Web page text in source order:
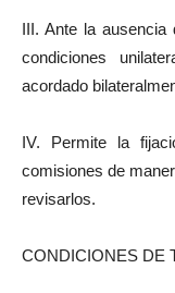
III. Ante la
condiciones
acordado
IV. Permite la
comisiones de
revisarlos.
CONDICIONES DE